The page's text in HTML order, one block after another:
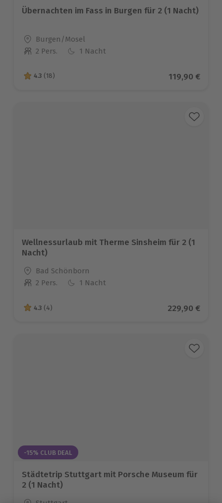
Übernachten im Fass in Burgen für 2 (1 Nacht)
Standort
Burgen/Mosel
Anzahl der Teilnehmer
2 Pers. 1 Nacht
4.3 von 5 Sternen basierend auf 18 Bewertungen
4.3 (18) Aktueller
119,90 €
Wellnessurlaub mit Therme Sinsheim für 2 (1
Nacht)
Standort
Bad Schönborn
Anzahl der Teilnehmer
2 Pers. 1 Nacht
4.3 von 5 Sternen basierend auf 4 Bewertungen
4.3 (4) Aktueller
229,90 €
-15% CLUB DEAL
Städtetrip Stuttgart mit Porsche Museum für
2 (1 Nacht)